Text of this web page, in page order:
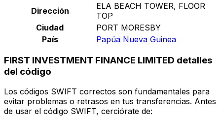
Dirección
ELA BEACH TOWER, FLOOR
TOP
Ciudad
PORT MORESBY
País
Papúa Nueva Guinea
FIRST INVESTMENT FINANCE LIMITED detalles
del código
Los códigos SWIFT correctos son fundamentales para
evitar problemas o retrasos en tus transferencias. Antes
de usar el código SWIFT, cerciórate de: